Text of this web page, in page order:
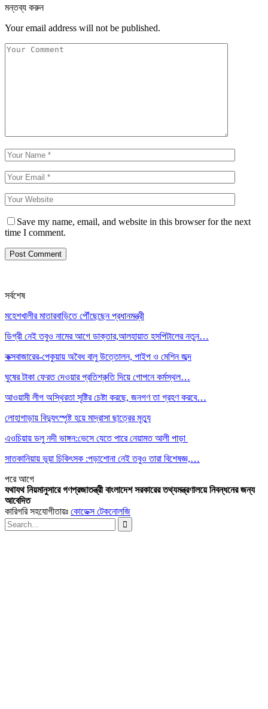
মন্তব্য করুন
Your email address will not be published.
Save my name, email, and website in this browser for the next
time I comment.
সর্বশেষ
মহেশখালীর মাতারবাড়িতে পৌঁছেছেন প্রধানমন্ত্রী
ডিগ্রী নেই তবুও নামের আগে ডাক্তার,আলহায়াত হসপিটালের নতুন…
কক্সবাজারের-পেকুয়ায় অবৈধ বালু উত্তোলন, পাইপ ও মেশিন জব্দ
ঘুষের টাকা ফেরত দেওয়ার প্রতিশ্রুতি দিয়ে গোপনে কর্মস্থল…
আওয়ামী লীগ অস্থিরতা সৃষ্টির চেষ্টা করছে, জনগণ তা গ্রহণ করবে…
লোহাগাড়ায় বিদ্যুৎস্পৃষ্ট হয়ে মাদ্রাসা ছাত্রের মৃত্যু
এওচিয়ায় ডলু নদী ভাঙ্গন:ভেসে যেতে পারে নেয়ামত আলী পাড়া
সাতকানিয়ায় ভূয়া চিকিৎসক :পড়াশোনা নেই তবুও তারা বিশেষজ্ঞ,…
পরেআগে
যথাযথ নিয়মানুসারে গণপ্রজাতন্ত্রী বাংলাদেশ সরকারের তথ্যমন্ত্রণালয়ে নিবন্ধনের জন্য
আবেদিত
কারিগরি সহযোগীতায়ঃ কোডেক্স টেকনোলজি